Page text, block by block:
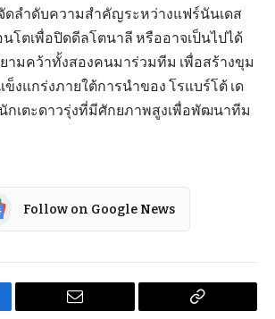
ดลำดับความสำคัญระหว่างแฟร์นันเดส
โตเพื่อปิดดีลโตนาลี หรืออาจเป็นไปได้
ามคว้าทั้งสองคนมาร่วมทีม เพื่อสร้างขุม
งแกร่งภายใต้การนำของ โรแบร์โต้ เด
กเตะดาวรุ่งที่มีศักยภาพสูงเพื่อพัฒนาทีม
Follow on Google News
Email
Copy